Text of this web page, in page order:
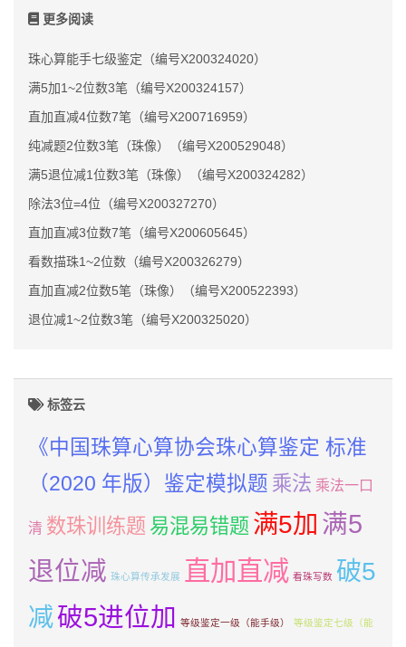
更多阅读
珠心算能手七级鉴定（编号X200324020）
满5加1~2位数3笔（编号X200324157）
直加直减4位数7笔（编号X200716959）
纯减题2位数3笔（珠像）（编号X200529048）
满5退位减1位数3笔（珠像）（编号X200324282）
除法3位=4位（编号X200327270）
直加直减3位数7笔（编号X200605645）
看数描珠1~2位数（编号X200326279）
直加直减2位数5笔（珠像）（编号X200522393）
退位减1~2位数3笔（编号X200325020）
标签云
《中国珠算心算协会珠心算鉴定 标准
（2020 年版）鉴定模拟题 乘法 乘法一口
清 数珠训练题 易混易错题 满5加 满5
退位减 珠心算传承发展 直加直减 看珠写数 破5
减破5进位加 等级鉴定一级（能手级） 等级鉴定七级（能